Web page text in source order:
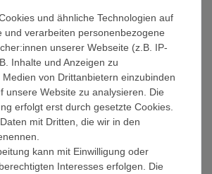
Übernehmen
und ähnliche Technologien auf
und verarbeiten personenbezogene
unserer Webseite (z.B. IP-
Inhalte und Anzeigen zu
von Drittanbietern einzubinden
unsere Website zu analysieren. Die
erfolgt erst durch gesetzte Cookies.
mit Dritten, die wir in den
kann mit Einwilligung oder
Interesses erfolgen. Die